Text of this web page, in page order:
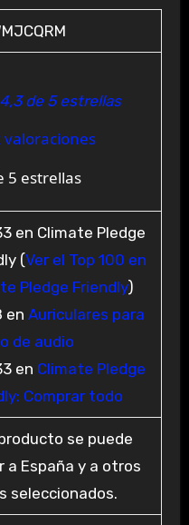
4,3 de 5 estrellas
valoraciones
5 estrellas
en Climate Pledge
(Ver el Top 100 en
Pledge Friendly)
en Auriculares para
de audio
en Climate Pledge
Comprar todo
se puede
a España y a otros
seleccionados.